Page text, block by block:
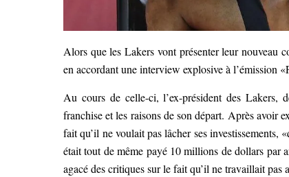
Alors que les Lakers vont présenter leur nouveau
en accordant une interview explosive à l’émission
Au cours de celle-ci, l’ex-président des Lakers,
franchise et les raisons de son départ. Après avoir
fait qu’il ne voulait pas lâcher ses
était tout de même payé 10 millions de dollars par
agacé des critiques sur le fait qu’il ne travaillait pas